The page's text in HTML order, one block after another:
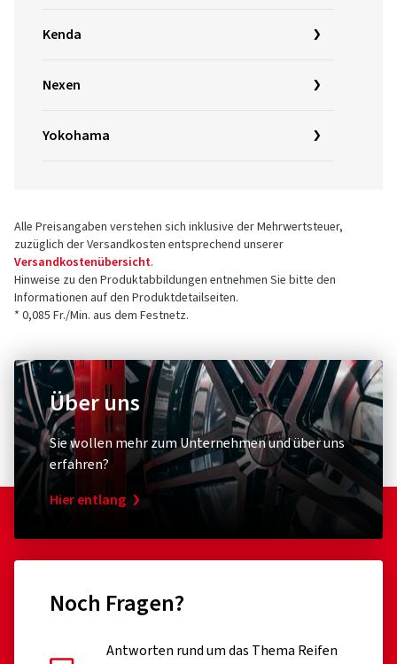
Kenda
Nexen
Yokohama
Alle Preisangaben verstehen sich inklusive der Mehrwertsteuer,
zuzüglich der Versandkosten entsprechend unserer
Versandkostenübersicht.
Hinweise zu den Produktabbildungen entnehmen Sie bitte den
Informationen auf den Produktdetailseiten.
* 0,085 Fr./Min. aus dem Festnetz.
Über uns
Sie wollen mehr zum Unternehmen und über uns
erfahren?
Hier entlang
Noch Fragen?
Antworten rund um das Thema Reifen